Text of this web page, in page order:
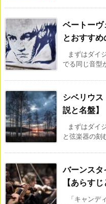
ベートーヴ
とおすすめ
まずはダイ
でる同じ音型
シベリウ
説と名盤】
まずはダイ
と弦楽器の刻
バーンスタ
【あらすじ
「キャンデ